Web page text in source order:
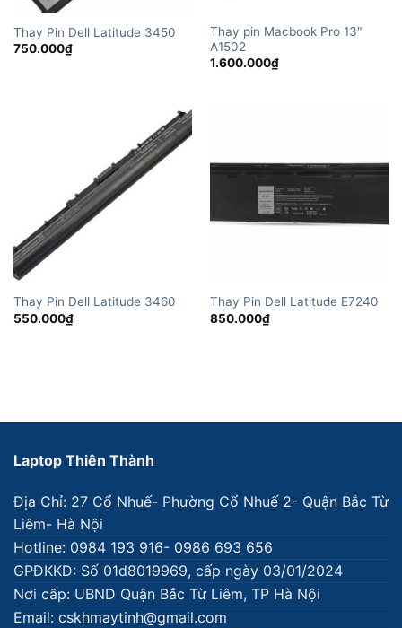
Thay Pin Dell Latitude 3450
750.000₫
Thay pin Macbook Pro 13″
A1502
1.600.000₫
Thay Pin Dell Latitude 3460
550.000₫
Thay Pin Dell Latitude E7240
850.000₫
Laptop Thiên Thành
Địa Chỉ: 27 Cổ Nhuế- Phường Cổ Nhuế 2- Quận Bắc Từ
Liêm- Hà Nội
Hotline: 0984 193 916- 0986 693 656
GPĐKKD: Số 01d8019969, cấp ngày 03/01/2024
Nơi cấp: UBND Quận Bắc Từ Liêm, TP Hà Nội
Email: cskhmaytinh@gmail.com